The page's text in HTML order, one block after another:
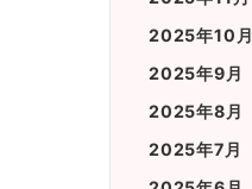
2025年10月
2025年9月
2025年8月
2025年7月